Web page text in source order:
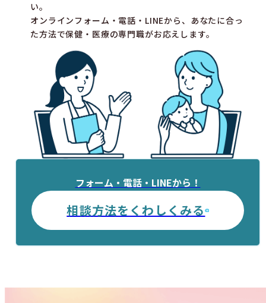
い。
オンラインフォーム・電話・LINEから、あなたに合っ
た方法で保健・医療の専門職がお応えします。
フォーム・電話・LINEから！
相談方法をくわしくみる